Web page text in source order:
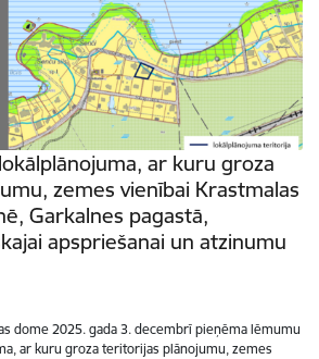
ar kuru groza
zemes vienībai Krastmalas
Garkalnes pagastā,
apspriešanai un atzinumu
dome 2025. gada 3. decembrī pieņēma lēmumu
ar kuru groza teritorijas plānojumu, zemes